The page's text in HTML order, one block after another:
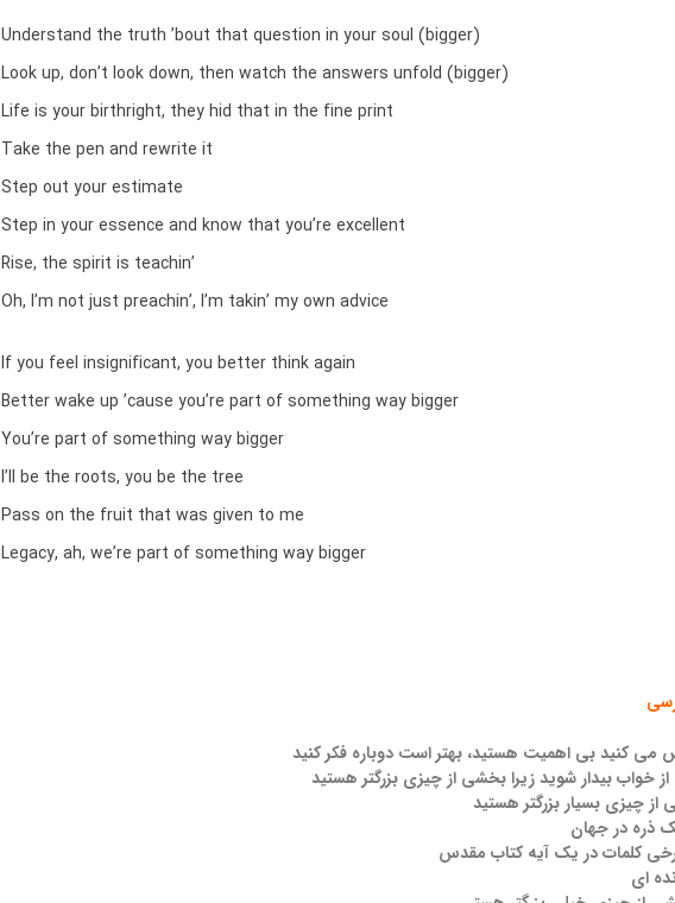
Understand the truth ’bout that question in your soul (bigger)
Look up, don’t look down, then watch the answers unfold (bigger)
Life is your birthright, they hid that in the fine print
Take the pen and rewrite it
Step out your estimate
Step in your essence and know that you’re excellent
Rise, the spirit is teachin’
Oh, I’m not just preachin’, I’m takin’ my own advice
If you feel insignificant, you better think again
Better wake up ’cause you’re part of something way bigger
You’re part of something way bigger
I’ll be the roots, you be the tree
Pass on the fruit that was given to me
Legacy, ah, we’re part of something way bigger
می کنید بی اهمیت هستید، بهتر است دوباره فکر کنید
خواب بیدار شوید زیرا بخشی از چیزی بزرگتر هستید
چیزی بسیار بزرگتر هستید
ذره در جهان
کلمات در یک آیه کتاب مقدس
ای